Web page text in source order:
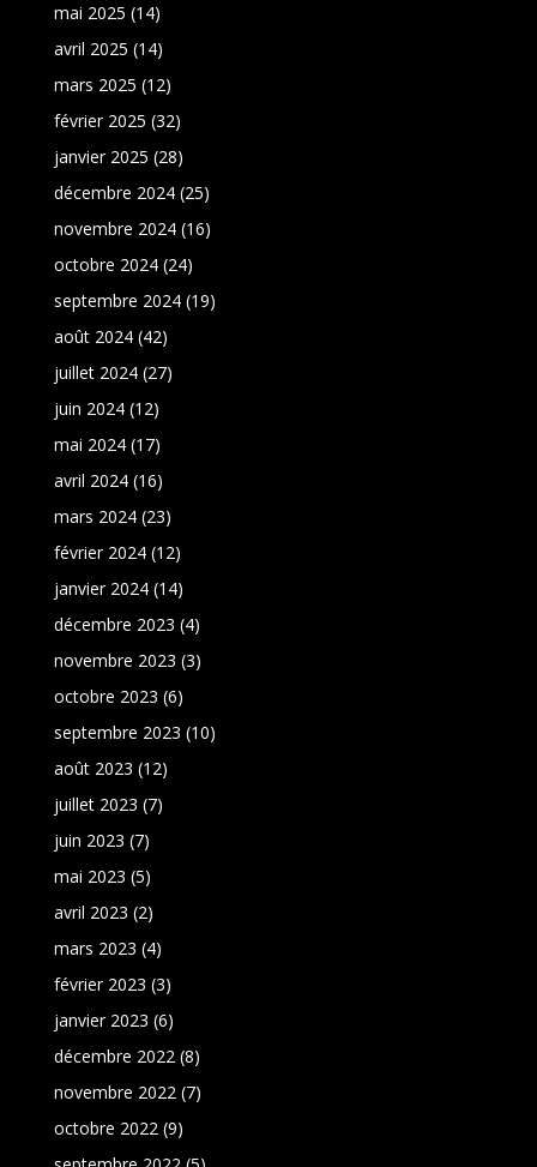
mai 2025 (14)
avril 2025 (14)
mars 2025 (12)
février 2025 (32)
janvier 2025 (28)
décembre 2024(25)
novembre 2024(16)
octobre 2024(24)
septembre 2024(19)
août 2024(42)
juillet 2024(27)
juin 2024(12)
mai 2024(17)
avril 2024(16)
mars 2024(23)
février 2024(12)
janvier 2024(14)
décembre 2023 (4)
novembre 2023 (3)
octobre 2023 (6)
septembre 2023 (10)
août 2023 (12)
juillet 2023 (7)
juin 2023 (7)
mai 2023 (5)
avril 2023 (2)
mars 2023 (4)
février 2023 (3)
janvier 2023 (6)
décembre 2022(8)
novembre 2022(7)
octobre 2022(9)